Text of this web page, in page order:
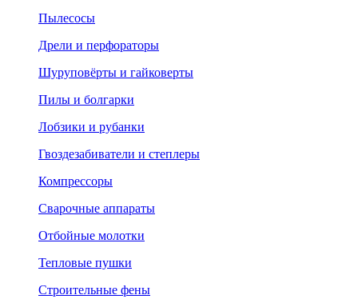
Пылесосы
Дрели и перфораторы
Шуруповёрты и гайковерты
Пилы и болгарки
Лобзики и рубанки
Гвоздезабиватели и степлеры
Компрессоры
Сварочные аппараты
Отбойные молотки
Тепловые пушки
Строительные фены